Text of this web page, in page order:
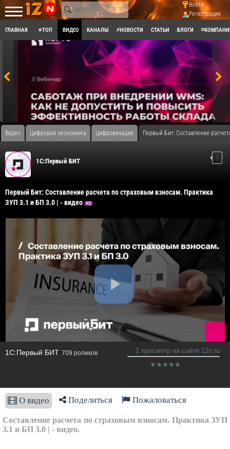
Войти
Регистрация
ГЛАВНАЯ ⭐ТОП ВИДЕО КАНАЛЫ ⚡НОВОСТИ СТАТЬИ БЛОГИ
Видео Цифровая экономика Цифровизация Первый Бит: Составление
1С:Первый БИТ 1
Первый Бит: Составление расчета по страховым взносам. Практика
ЗУП 3.1 и БП 3.0 | - видео
HD
1С:Первый БИТ 709 роликов 1 просмотр на сайте 12n.ru
О видео Поделиться Пожаловаться
Составление расчета по страховым взносам. Практика ЗУП
3.1 и БП 3.0 | - видео.